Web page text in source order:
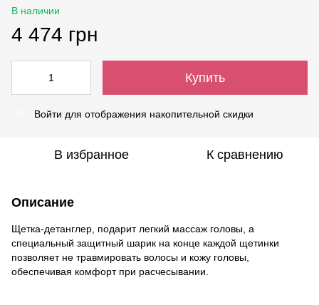
В наличии
4 474 грн
Купить
Войти для отображения накопительной скидки
В избранное К сравнению
Описание
Щетка-детанглер, подарит легкий массаж головы, а
специальный защитный шарик на конце каждой щетинки
позволяет не травмировать волосы и кожу головы,
обеспечивая комфорт при расчесывании.